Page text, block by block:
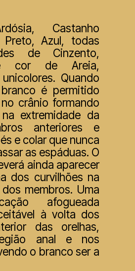
Castanho
Preto, Azul, todas
de Cinzento,
cor de Areia,
Quando
é permitido
crânio formando
extremidade da
anteriores e
e colar que nunca
as espáduas. O
ainda aparecer
dos curvilhões na
membros. Uma
afogueada
à volta dos
das orelhas,
anal e nos
o branco ser a